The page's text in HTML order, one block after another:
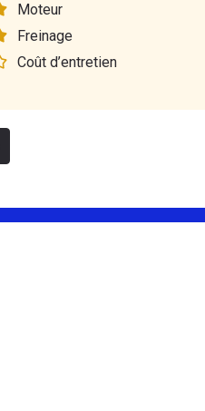
Moteur
Freinage
Coût d’entretien